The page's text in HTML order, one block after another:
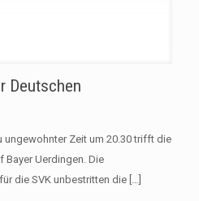
Deutschen
Zeit um 20.30 trifft die
Bayer Uerdingen. Die
die SVK unbestritten die […]